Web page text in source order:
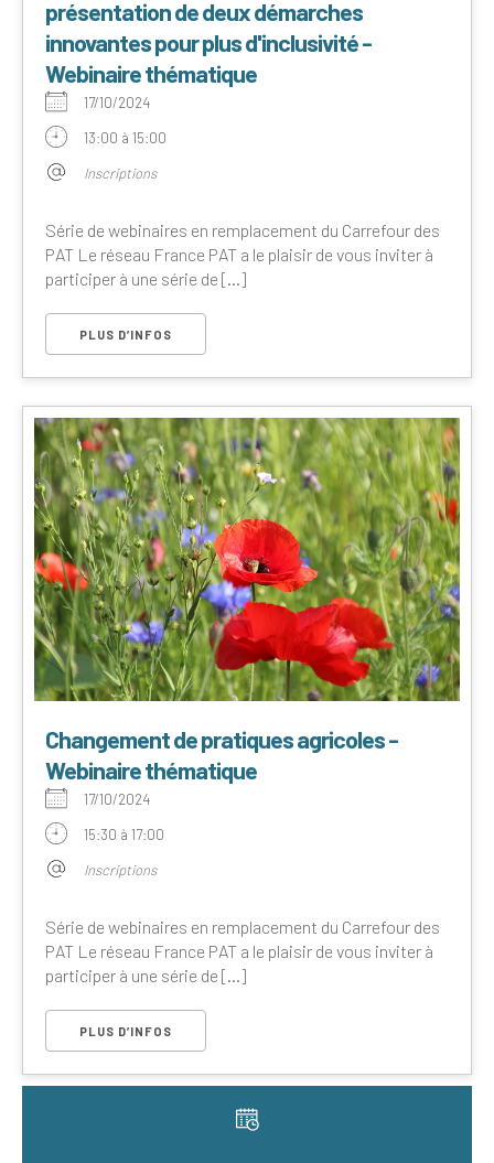
présentation de deux démarches
innovantes pour plus d'inclusivité -
Webinaire thématique
17/10/2024
13:00 à 15:00
Inscriptions
Série de webinaires en remplacement du Carrefour des
PAT Le réseau France PAT a le plaisir de vous inviter à
participer à une série de [...]
PLUS D’INFOS
Changement de pratiques agricoles -
Webinaire thématique
17/10/2024
15:30 à 17:00
Inscriptions
Série de webinaires en remplacement du Carrefour des
PAT Le réseau France PAT a le plaisir de vous inviter à
participer à une série de [...]
PLUS D’INFOS